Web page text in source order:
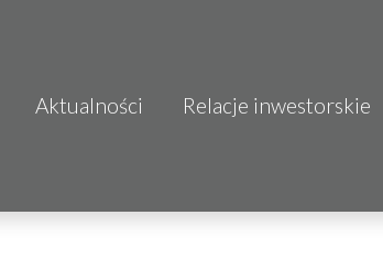
Aktualności Relacje inwestorskie